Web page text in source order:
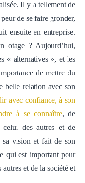
Il y a tellement de
de se faire gronder,
ensuite en entreprise.
otage ? Aujourd’hui,
« alternatives », et les
de mettre du
belle relation avec son
avec confiance, à son
à se connaître, de
celui des autres et de
sa vision et fait de son
qui est important pour
et de la société et